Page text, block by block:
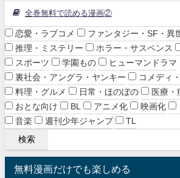
全巻無料で読める漫画②
恋愛・ラブコメ
ファンタジー・SF・異
推理・ミステリー
ホラー・サスペンス
スポーツ
学園もの
ヒューマンドラマ
裏社会・アングラ・ヤンキー
コメディ
料理・グルメ
日常・ほのぼの 医療・
おとな向け
BL アニメ化 映画化
音楽
週刊少年ジャンプ TL
無料漫画だけでも楽しめる